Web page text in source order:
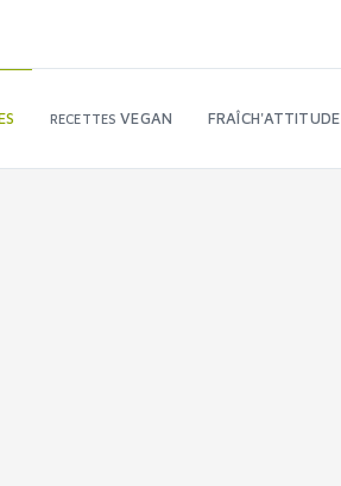
RECETTESVEGAN FRAÎCH'ATTITUDE